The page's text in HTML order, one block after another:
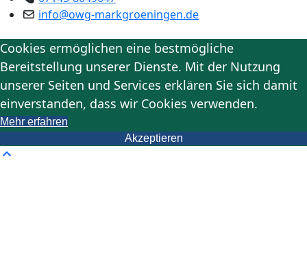
info@owg-markgroeningen.de
Cookies ermöglichen eine bestmögliche
Bereitstellung unserer Dienste. Mit der Nutzung
unserer Seiten und Services erklären Sie sich damit
einverstanden, dass wir Cookies verwenden.
Mehr erfahren
Akzeptieren